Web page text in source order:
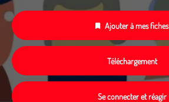
Ajouter à mes fiches
Téléchargement
Se connecter et réagir